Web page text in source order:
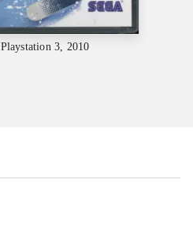
Playstation 3, 2010